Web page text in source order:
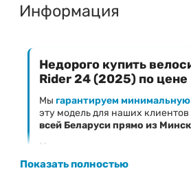
Информация
Недорого купить
Rider 24 (2025) по цене
Мы гарантируем
эту модель для наших клиентов
всей Беларуси прямо из
Ключевые преимущества
Фиксированная низкая цена
Показать полностью